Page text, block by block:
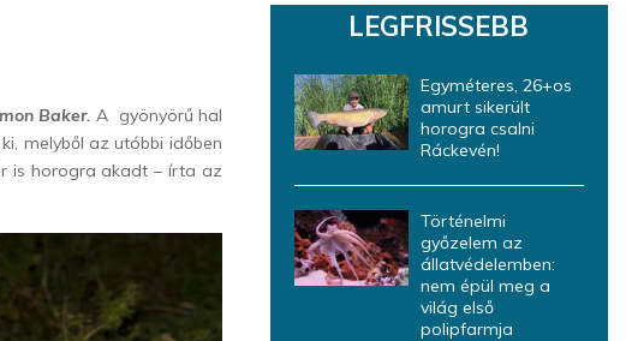
Baker. A gyönyörű hal
melyből az utóbbi időben
is horogra akadt – írta az
LEGFRISSEBB
Egyméteres, 26+os
amurt sikerült
horogra csalni
Ráckevén!
Történelmi
győzelem az
állatvédelemben:
nem épül meg a
világ első
polipfarmja